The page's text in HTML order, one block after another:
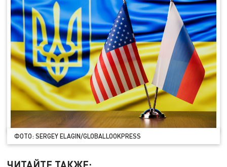
ФОТО: SERGEY ELAGIN/GLOBALLOOKPRESS
ЧИТАЙТЕ ТАКЖЕ: